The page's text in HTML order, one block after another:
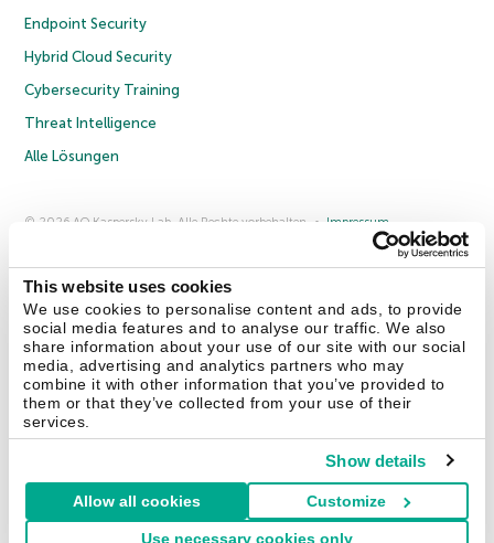
This website uses cookies
We use cookies to personalise content and ads, to provide
social media features and to analyse our traffic. We also
share information about your use of our site with our social
media, advertising and analytics partners who may
combine it with other information that you’ve provided to
them or that they’ve collected from your use of their
services.
Show details
Allow all cookies Customize
Use necessary cookies only
Endpoint Security
Hybrid Cloud Security
Cybersecurity Training
Threat Intelligence
Alle Lösungen
© 2026 AO Kaspersky Lab. Alle Rechte vorbehalten.
Impressum
Lizenzvereinbarung B2B
Anmeldung zum Newsletter für B2B-Vertriebspartner
Kontakt Über uns Partner Blog
Weitere Informationen
Pressemitteilungen
Securelist Eugene Personal Blog Enzyklopädie
Deutschland & Schweiz